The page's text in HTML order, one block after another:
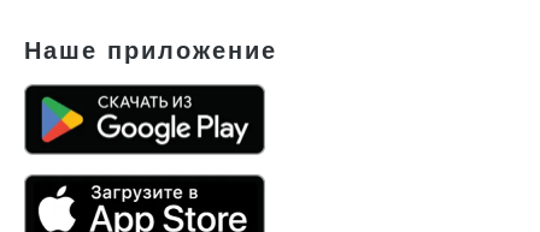
Наше приложение